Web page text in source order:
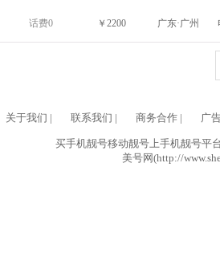
话费0 ￥2200 广东·广州
关于我们 | 联系我们 | 商务合作| 广
买手机靓号移动靓号上手机靓号平
美号网(http://